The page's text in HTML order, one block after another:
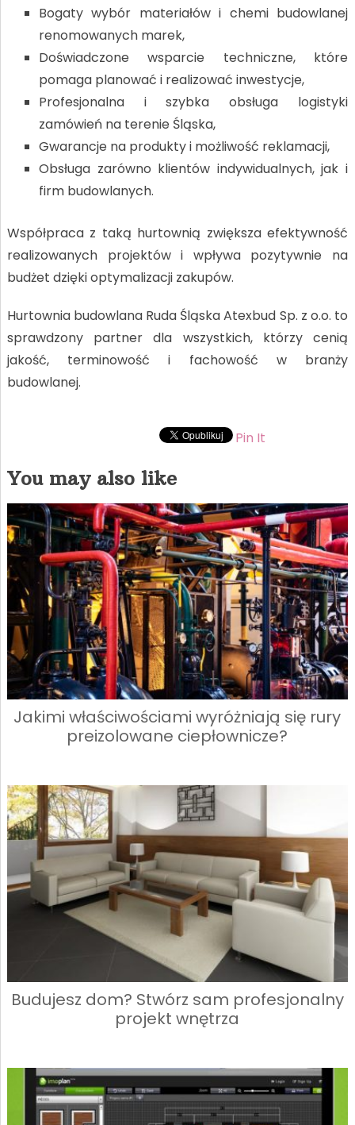
Bogaty wybór materiałów i chemi budowlanej
renomowanych marek,
Doświadczone wsparcie techniczne, które
pomaga planować i realizować inwestycje,
Profesjonalna i szybka obsługa logistyki
zamówień na terenie Śląska,
Gwarancje na produkty i możliwość reklamacji,
Obsługa zarówno klientów indywidualnych, jak i
firm budowlanych.
Współpraca z taką hurtownią zwiększa efektywność
realizowanych projektów i wpływa pozytywnie na
budżet dzięki optymalizacji zakupów.
Hurtownia budowlana Ruda Śląska Atexbud Sp. z o.o. to
sprawdzony partner dla wszystkich, którzy cenią
jakość, terminowość i fachowość w branży
budowlanej.
Pin It
You may also like
Jakimi właściwościami wyróżniają się rury
preizolowane ciepłownicze?
Budujesz dom? Stwórz sam profesjonalny
projekt wnętrza